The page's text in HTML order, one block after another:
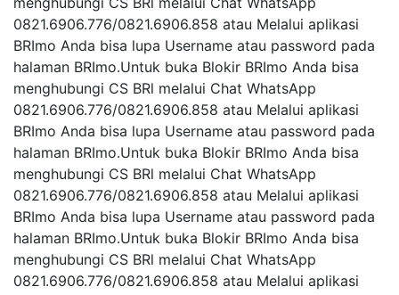
0821.6906.776/0821.6906.858 atau Melalui aplikasi
BRImo Anda bisa lupa Username atau password pada
halaman BRImo.Untuk buka Blokir BRImo Anda bisa
menghubungi CS BRl melalui Chat WhatsApp
0821.6906.776/0821.6906.858 atau Melalui aplikasi
BRImo Anda bisa lupa Username atau password pada
halaman BRImo.Untuk buka Blokir BRImo Anda bisa
menghubungi CS BRl melalui Chat WhatsApp
0821.6906.776/0821.6906.858 atau Melalui aplikasi
BRImo Anda bisa lupa Username atau password pada
halaman BRImo.Untuk buka Blokir BRImo Anda bisa
menghubungi CS BRl melalui Chat WhatsApp
0821.6906.776/0821.6906.858 atau Melalui aplikasi